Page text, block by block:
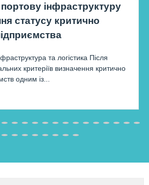
портову інфраструктуру
статусу критично
та логістика Після
критеріїв визначення критично
одним із...